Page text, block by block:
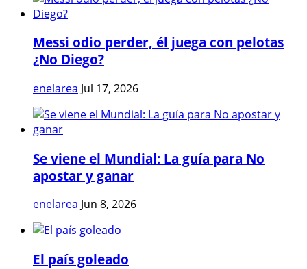
Messi odio perder, él juega con pelotas
¿No Diego?
enelarea Jul 17, 2026
Se viene el Mundial: La guía para No
apostar y ganar
enelarea Jun 8, 2026
El país goleado